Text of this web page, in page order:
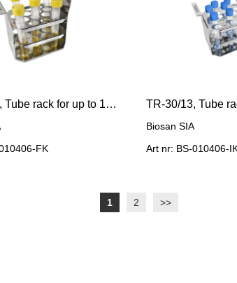
TR-16/19, Tube rack for up to 16x 16-19 mm diameter tubes
FK
Biosan SIA
Art nr: BS-010406-
1 2 >>